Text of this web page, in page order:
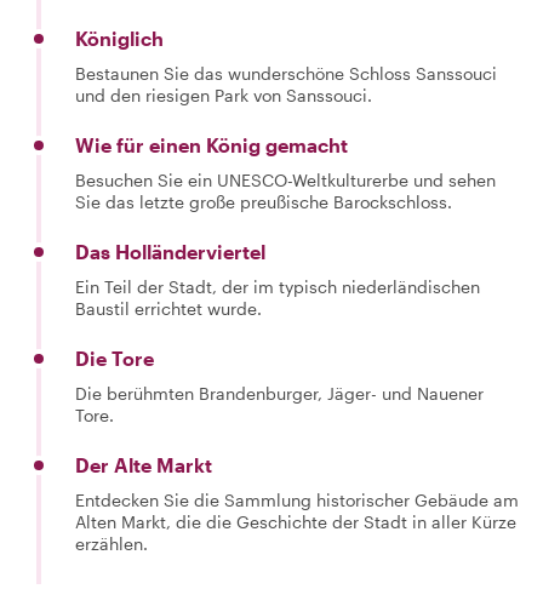
Königlich
Bestaunen Sie das wunderschöne Schloss Sanssouci
und den riesigen Park von Sanssouci.
Wie für einen König gemacht
Besuchen Sie ein UNESCO-Weltkulturerbe und sehen
Sie das letzte große preußische Barockschloss.
Das Holländerviertel
Ein Teil der Stadt, der im typisch niederländischen
Baustil errichtet wurde.
Die Tore
Die berühmten Brandenburger, Jäger- und Nauener
Tore.
Der Alte Markt
Entdecken Sie die Sammlung historischer Gebäude am
Alten Markt, die die Geschichte der Stadt in aller Kürze
erzählen.